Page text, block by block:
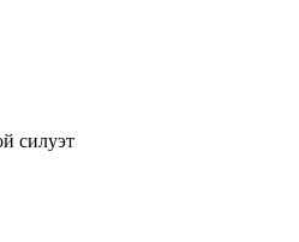
силуэт